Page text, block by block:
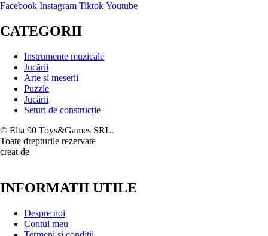
Facebook Instagram Tiktok Youtube
CATEGORII
Instrumente muzicale
Jucării
Arte și meserii
Puzzle
Jucării
Seturi de construcție
© Elta 90 Toys&Games SRL.
Toate drepturile rezervate
creat de
INFORMATII UTILE
Despre noi
Contul meu